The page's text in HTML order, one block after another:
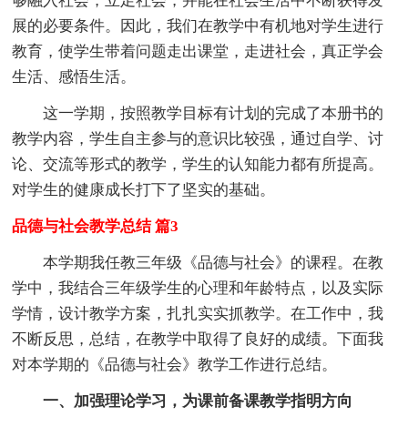
展的必要条件。因此，我们在教学中有机地对学生进行
教育，使学生带着问题走出课堂，走进社会，真正学会
生活、感悟生活。
这一学期，按照教学目标有计划的完成了本册书的
教学内容，学生自主参与的意识比较强，通过自学、讨
论、交流等形式的教学，学生的认知能力都有所提高。
对学生的健康成长打下了坚实的基础。
品德与社会教学总结 篇3
本学期我任教三年级《品德与社会》的课程。在教
学中，我结合三年级学生的心理和年龄特点，以及实际
学情，设计教学方案，扎扎实实抓教学。在工作中，我
不断反思，总结，在教学中取得了良好的成绩。下面我
对本学期的《品德与社会》教学工作进行总结。
一、加强理论学习，为课前备课教学指明方向